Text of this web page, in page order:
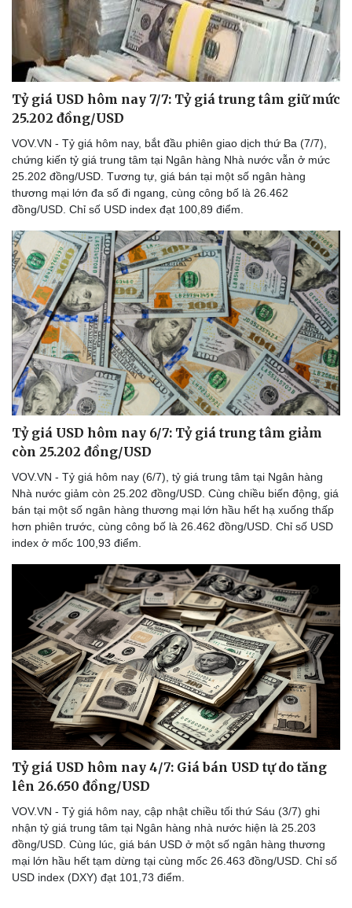
Doanh nghiệp
Thông tin doanh nghiệp
Doanh nghiệp 24h
Vì cộng đồng
Công nghệ
Sành điệu
Chuyển đổi số
Tỷ giá USD hôm nay 7/7: Tỷ giá trung tâm giữ mức
25.202 đồng/USD
VOV.VN - Tỷ giá hôm nay, bắt đầu phiên giao dịch thứ Ba (7/7),
chứng kiến tỷ giá trung tâm tại Ngân hàng Nhà nước vẫn ở mức
25.202 đồng/USD. Tương tự, giá bán tại một số ngân hàng
thương mại lớn đa số đi ngang, cùng công bố là 26.462
đồng/USD. Chỉ số USD index đạt 100,89 điểm.
Tỷ giá USD hôm nay 6/7: Tỷ giá trung tâm giảm
còn 25.202 đồng/USD
VOV.VN - Tỷ giá hôm nay (6/7), tỷ giá trung tâm tại Ngân hàng
Nhà nước giảm còn 25.202 đồng/USD. Cùng chiều biến động, giá
bán tại một số ngân hàng thương mại lớn hầu hết hạ xuống thấp
hơn phiên trước, cùng công bố là 26.462 đồng/USD. Chỉ số USD
index ở mốc 100,93 điểm.
Tỷ giá USD hôm nay 4/7: Giá bán USD tự do tăng
lên 26.650 đồng/USD
VOV.VN - Tỷ giá hôm nay, cập nhật chiều tối thứ Sáu (3/7) ghi
nhận tỷ giá trung tâm tại Ngân hàng nhà nước hiện là 25.203
đồng/USD. Cùng lúc, giá bán USD ở một số ngân hàng thương
mại lớn hầu hết tạm dừng tại cùng mốc 26.463 đồng/USD. Chỉ số
USD index (DXY) đạt 101,73 điểm.